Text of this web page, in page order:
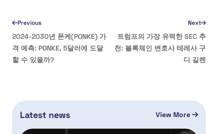
Previous
2024-2030년 폰케(PONKE) 가
격 예측: PONKE, 5달러에 도달
할 수 있을까?
Next
트럼프의 가장 유력한 SEC 추
천: 블록체인 변호사 테레사 구
디 길렌
Latest news View More